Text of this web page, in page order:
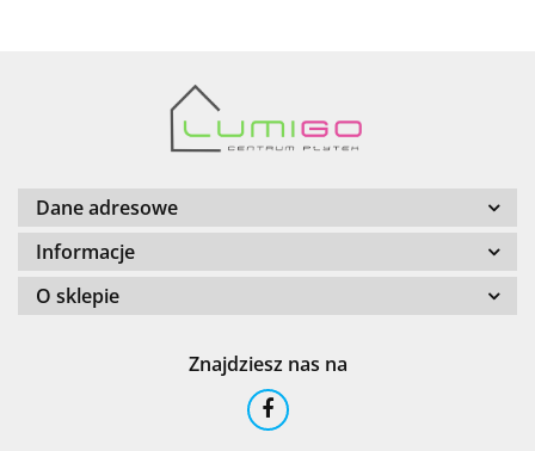
Barwolf
Dane adresowe
Informacje
O sklepie
Znajdziesz nas na